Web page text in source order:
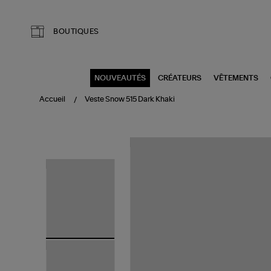
BOUTIQUES
NOUVEAUTÉS CRÉATEURS VÊTEMENTS
Accueil Veste Snow 515 Dark Khaki